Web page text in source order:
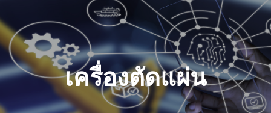
เครื่องตัดแผ่น